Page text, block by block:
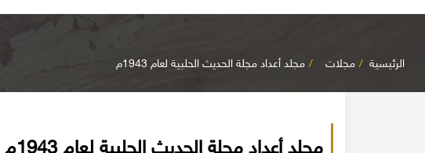
الرئيسية مجلات مجلد أعداد مجلة الحديث الحلبية لعام 1943م